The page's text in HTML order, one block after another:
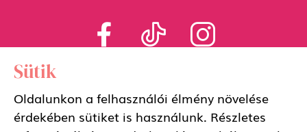
Adatkezelési szabályzat
Sütik
Oldalunkon a felhasználói élmény növelése
érdekében sütiket is használunk. Részletes